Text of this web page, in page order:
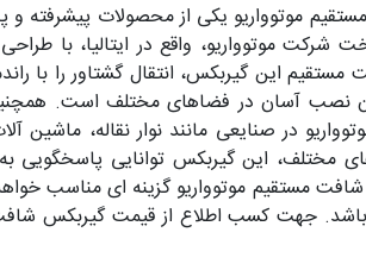
موتوواریو یکی از محصولات پیشرفته و
شرکت موتوواریو، واقع در ایتالیا، با
این گیربکس، انتقال گشتاور را با
نصب آسان در فضاهای مختلف است.
در صنایعی مانند نوار نقاله،
مختلف، این گیربکس توانایی پاسخگویی به
مستقیم موتوواریو گزینه ای مناسب
جهت کسب اطلاع از قیمت گیربکس